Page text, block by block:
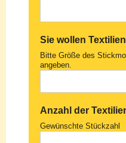
Sie wollen
Bitte Größe des
angeben.
Anzahl der
Gewünschte Stückzahl